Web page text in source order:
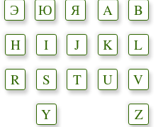
Э Ю Я A
B
H I J K
L
R S T U
V
Y Z